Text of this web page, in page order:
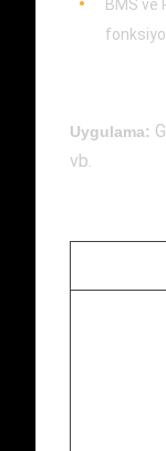
BMS ve
Uygulama:
vb.